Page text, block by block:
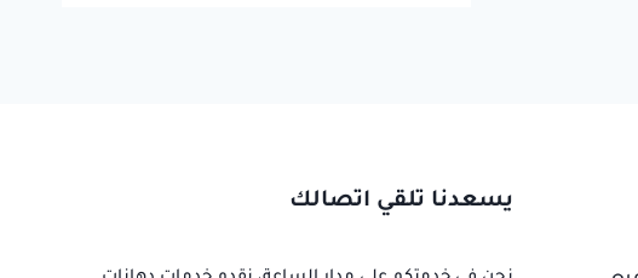
يسعدنا تلقي اتصالك